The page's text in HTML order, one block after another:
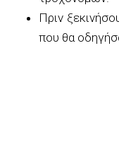
Πριν
που θα